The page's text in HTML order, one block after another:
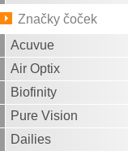
Značky čoček
Acuvue
Air Optix
Biofinity
Pure Vision
Dailies